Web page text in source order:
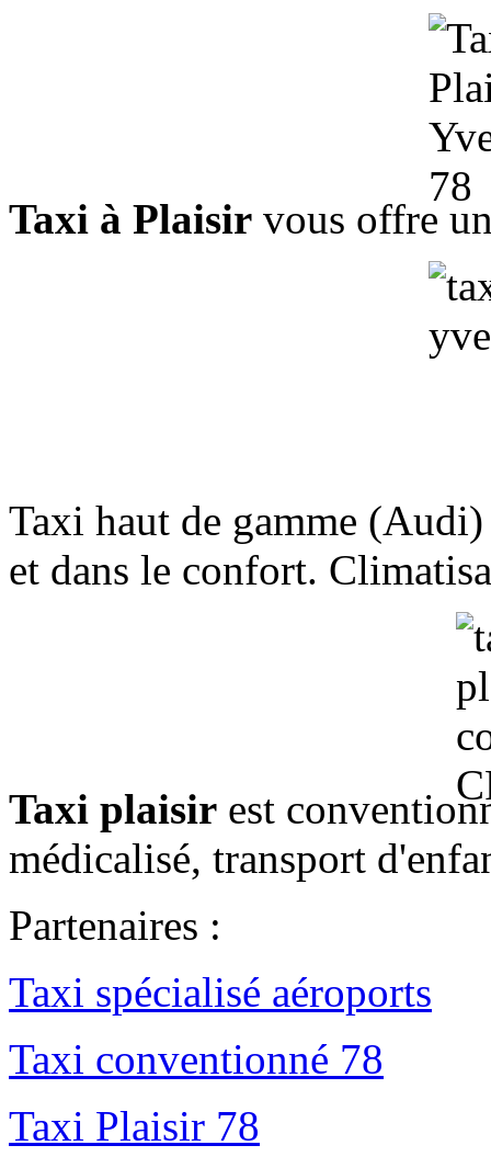
Taxi à Plaisir vous offre
Taxi haut de gamme
et dans le confort.
Taxi plaisir est
médicalisé, transport
Partenaires :
Taxi spécialisé aéroports
Taxi conventionné 78
Taxi Plaisir 78